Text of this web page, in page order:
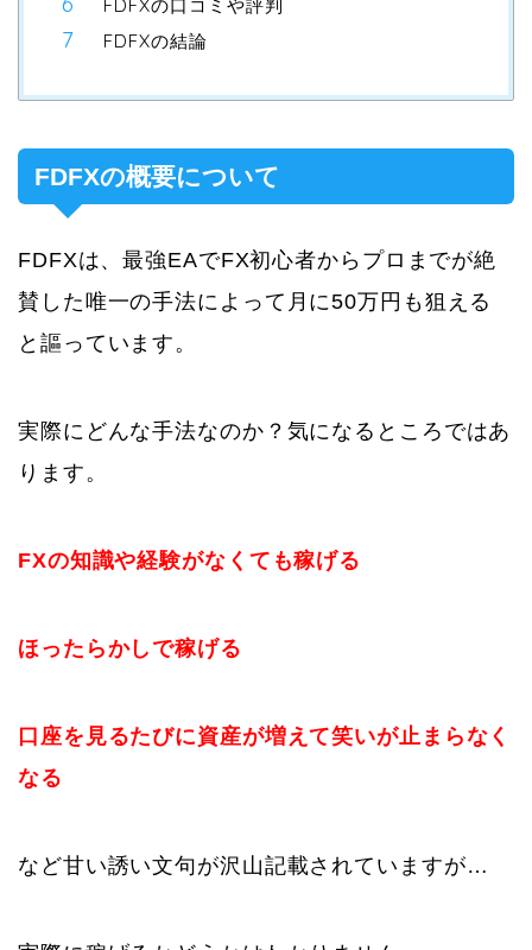
FDFXの口コミや評判
FDFXの結論
FDFXの概要について
FDFXは、最強EAでFX初心者からプロまでが絶
賛した唯一の手法によって月に50万円も狙える
と謳っています。
実際にどんな手法なのか？気になるところではあ
ります。
FXの知識や経験がなくても稼げる
ほったらかしで稼げる
口座を見るたびに資産が増えて笑いが止まらなく
なる
など甘い誘い文句が沢山記載されていますが…